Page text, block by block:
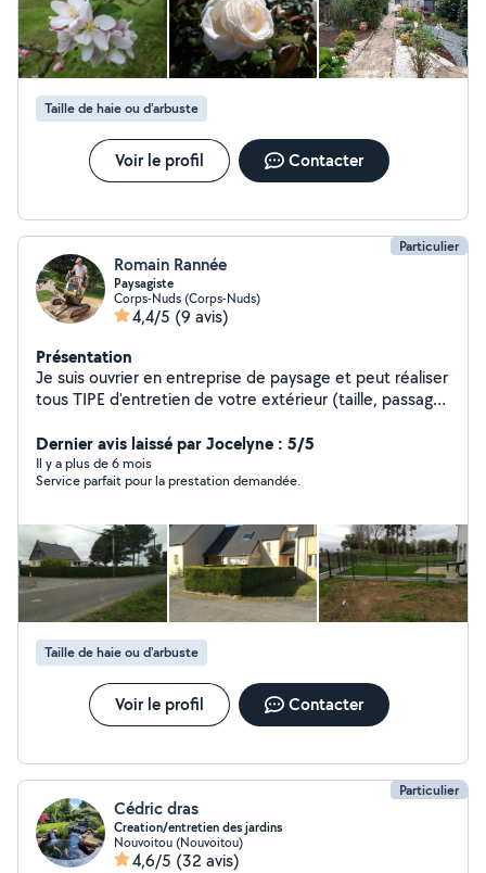
Taille de haie ou d'arbuste
Voir le profil Contacter
Particulier
Romain Rannée
Paysagiste
Corps-Nuds (Corps-Nuds)
4,4/5 (9 avis)
Présentation
Je suis ouvrier en entreprise de paysage et peut réaliser
tous TIPE d'entretien de votre extérieur (taille, passage
et autre divers entretiens) je fais aussi la maintenance
de vos machines de jardin. je suis équipé seulement
avec du matériel professionnel.
Dernier avis laissé par Jocelyne : 5/5
Il y a plus de 6 mois
Service parfait pour la prestation demandée.
Taille de haie ou d'arbuste
Voir le profil Contacter
Particulier
Cédric dras
Creation/entretien des jardins
Nouvoitou (Nouvoitou)
4,6/5 (32 avis)